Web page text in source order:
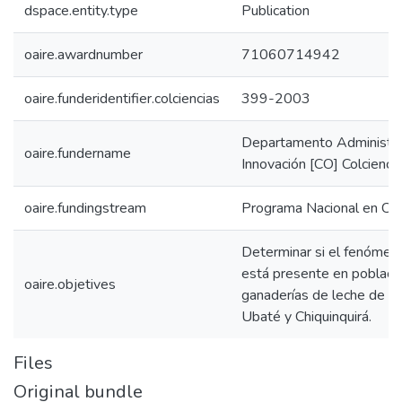
dspace.entity.type Publication
oaire.awardnumber 71060714942
oaire.funderidentifier.colciencias 399-2003
oaire.fundername
Departamento
Innovación [CO]
oaire.fundingstream Programa Nacional en
oaire.objetives
Determinar si el
está presente en
ganaderías de leche de
Ubaté y Chiquinquirá.
Files
Original bundle